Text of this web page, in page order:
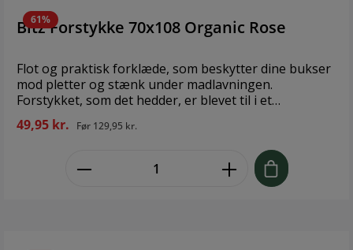
61%
Bitz Forstykke 70x108 Organic Rose
Flot og praktisk forklæde, som beskytter dine bukser
mod pletter og stænk under madlavningen.
Forstykket, som det hedder, er blevet til i et
samarbejde mellem Christian Bitz og Södahl. Design:
Bitz & Södahl Størrelse: 70x108 cm Materiale: 100 %
49,95 kr. Før 129,95 kr.